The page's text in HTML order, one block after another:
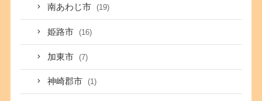
南あわじ市 (19)
姫路市 (16)
加東市 (7)
神崎郡市 (1)